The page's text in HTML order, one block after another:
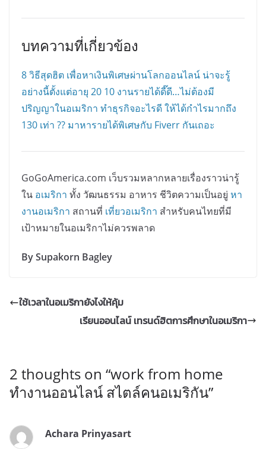
บทความที่เกี่ยวข้อง
8 วิธีสุดฮิต เพื่อหาเงินพิเศษผ่านโลกออนไลน์ น่าจะรู้
อย่างนี้ตั้งแต่อายุ 20 10 งานรายได้ดี๊ดี…ไม่ต้องมี
ปริญญาในอเมริกา ทำธุรกิจอะไรดี ให้ได้กำไรมากถึง
130 เท่า ?? มาหารายได้พิเศษกับ Fiverr กันเถอะ
GoGoAmerica.com เว็บรวมหลากหลายเรื่องราวน่ารู้
ใน อเมริกา ทั้ง วัฒนธรรม อาหาร ชีวิตความเป็นอยู่ หา
งานอเมริกา สถานที่ เที่ยวอเมริกา สำหรับคนไทยที่มี
เป้าหมายในอเมริกาไม่ควรพลาด
BySupakorn Bagley
ใช้เวลาในอเมริกายังไงให้คุ้ม
เรียนออนไลน์ เทรนด์ฮิตการศึกษาในอเมริกา
2 thoughts on “work from home
ทำงานออนไลน์ สไตล์คนอเมริกัน”
Achara Prinyasart